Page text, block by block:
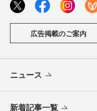
広告掲載のご案内
ニュース
新着記事一覧